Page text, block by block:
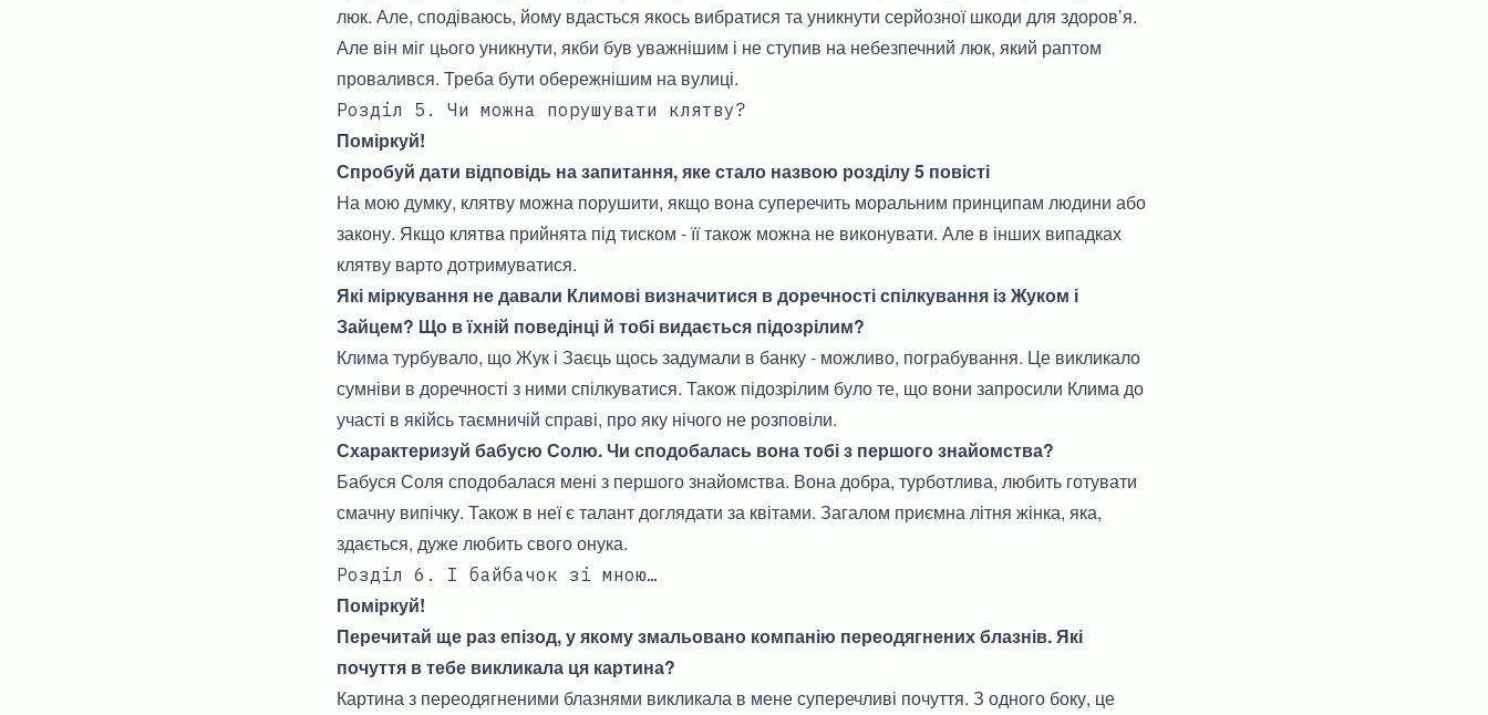
люк. Але, сподіваюсь, йому вдасться якось вибратися та уникнути серйозної шкоди для здоров’я.
Але він міг цього уникнути, якби був уважнішим і не ступив на небезпечний люк, який раптом
провалився. Треба бути обережнішим на вулиці.
Розділ 5. Чи можна порушувати клятву?
Поміркуй!
Спробуй дати відповідь на запитання, яке стало назвою розділу 5 повісті
На мою думку, клятву можна порушити, якщо вона суперечить моральним принципам людини або
закону. Якщо клятва прийнята під тиском - її також можна не виконувати. Але в інших випадках
клятву варто дотримуватися.
Які міркування не давали Климові визначитися в доречності спілкування із Жуком і
Зайцем? Що в їхній поведінці й тобі видається підозрілим?
Клима турбувало, що Жук і Заєць щось задумали в банку - можливо, пограбування. Це викликало
сумніви в доречності з ними спілкуватися. Також підозрілим було те, що вони запросили Клима до
участі в якійсь таємничій справі, про яку нічого не розповіли.
Схарактеризуй бабусю Солю. Чи сподобалась вона тобі з першого знайомства?
Бабуся Соля сподобалася мені з першого знайомства. Вона добра, турботлива, любить готувати
смачну випічку. Також в неї є талант доглядати за квітами. Загалом приємна літня жінка, яка,
здається, дуже любить свого онука.
Розділ 6. І байбачок зі мною…
Поміркуй!
Перечитай ще раз епізод, у якому змальовано компанію переодягнених блазнів. Які
почуття в тебе викликала ця картина?
Картина з переодягненими блазнями викликала в мене суперечливі почуття. З одного боку, це